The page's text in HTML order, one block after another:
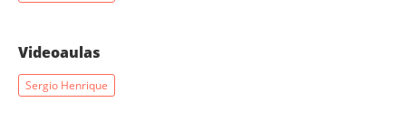
Videoaulas
Sergio Henrique